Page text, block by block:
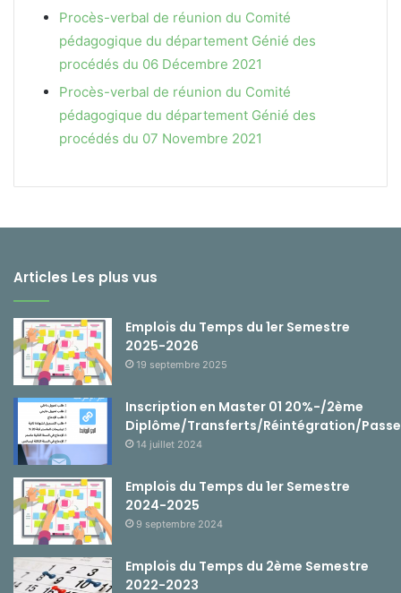
Procès-verbal de réunion du Comité
pédagogique du département Génié des
procédés du 06 Décembre 2021
Procès-verbal de réunion du Comité
pédagogique du département Génié des
procédés du 07 Novembre 2021
Articles Les plus vus
Emplois du Temps du 1er Semestre
2025-2026
19 septembre 2025
Inscription en Master 01 20%-/2ème
Diplôme/Transferts/Réintégration/
14 juillet 2024
Emplois du Temps du 1er Semestre
2024-2025
9 septembre 2024
Emplois du Temps du 2ème Semestre
2022-2023